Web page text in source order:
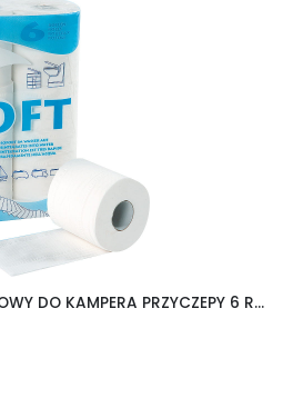
FIAMMA PAPIER TOALETOWY DO KAMPERA PRZYCZEPY 6 ROLEK